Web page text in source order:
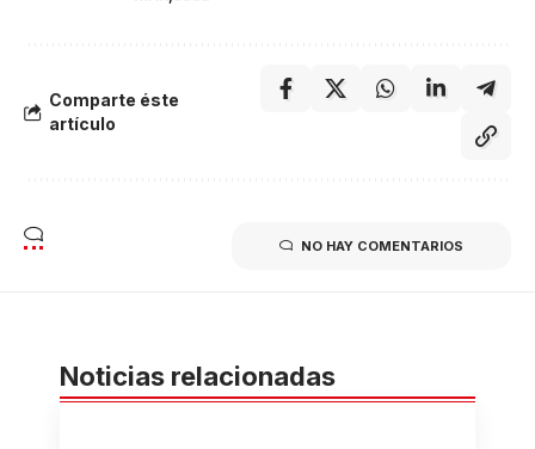
Comparte éste
artículo
NO HAY COMENTARIOS
Noticias relacionadas